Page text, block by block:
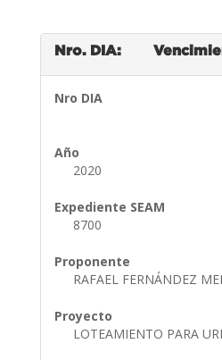
Nro. DIA:
Nro DIA
Año
2020
Expediente SEAM
8700
Proponente
RAFAEL FERNÁNDEZ
Proyecto
LOTEAMIENTO PARA